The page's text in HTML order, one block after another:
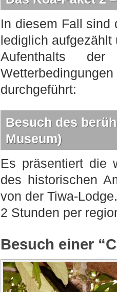
In diesem Fall sind
lediglich aufgezählt
Aufenthalts
durchgeführt:
Besuch des
Museum)
Es präsentiert die
des historischen
von der Tiwa-Lodge.
2 Stunden per
Besuch einer